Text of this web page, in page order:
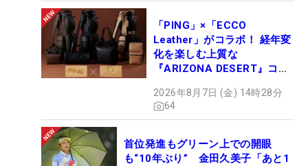
「PING」×「ECCO
Leather」がコラボ！ 経年変
化を楽しむ上質な
『ARIZONA DESERT』コレ
ュー
2026年8月7日 (金) 14時28分
64
首位発進もグリーン上での開眼
も“10年ぶり” 金田久美子「あと1